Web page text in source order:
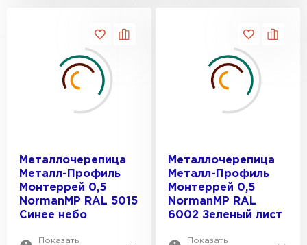
Металлочерепица
Металл-Профиль
Монтеррей 0,5
NormanMP RAL 5015
Синее небо
Показать
Металлочерепица
Металл-Профиль
Монтеррей 0,5
NormanMP RAL
6002 Зеленый лист
Показать